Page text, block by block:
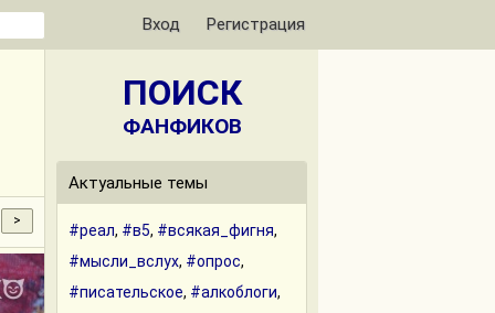
Вход Регистрация
ПОИСК
ФАНФИКОВ
Актуальные темы
#реал, #в5, #всякая_фигня,
#мысли_вслух, #опрос,
#писательское, #алкоблоги,